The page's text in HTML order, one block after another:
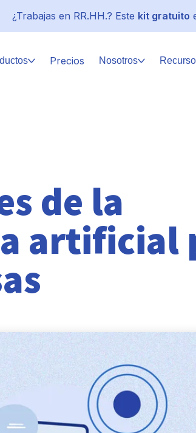
¿Trabajas en RR.HH.? Este kit gratuito
Precios Nosotros
de la
artificial